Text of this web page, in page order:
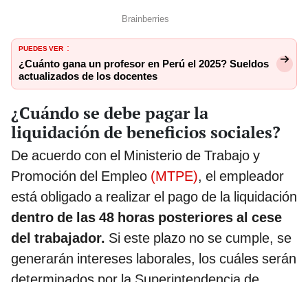
PUEDES VER :
¿Cuánto gana un profesor en Perú el 2025? Sueldos
actualizados de los docentes
¿Cuándo se debe pagar la
liquidación de beneficios sociales?
De acuerdo con el Ministerio de Trabajo y
Promoción del Empleo (MTPE), el empleador
está obligado a realizar el pago de la liquidación
dentro de las 48 horas posteriores al cese
del trabajador. Si este plazo no se cumple, se
generarán intereses laborales, los cuáles serán